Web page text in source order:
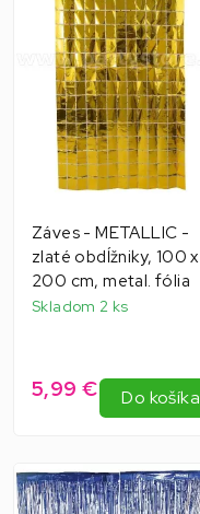
Záves - METALLIC -
zlaté obdĺžniky, 100 x
200 cm, metal. fólia
Skladom 2 ks
5,99 € Do košíka